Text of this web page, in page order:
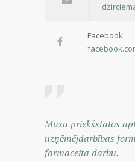
Facebook:
Mūsu priekšstatos
uzņēmējdarbības
farmaceita darbu.